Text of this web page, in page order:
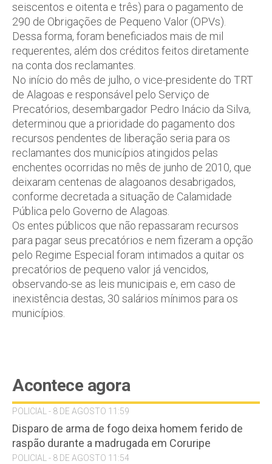
seiscentos e oitenta e três) para o pagamento de
290 de Obrigações de Pequeno Valor (OPVs).
Dessa forma, foram beneficiados mais de mil
requerentes, além dos créditos feitos diretamente
na conta dos reclamantes.
No início do mês de julho, o vice-presidente do TRT
de Alagoas e responsável pelo Serviço de
Precatórios, desembargador Pedro Inácio da Silva,
determinou que a prioridade do pagamento dos
recursos pendentes de liberação seria para os
reclamantes dos municípios atingidos pelas
enchentes ocorridas no mês de junho de 2010, que
deixaram centenas de alagoanos desabrigados,
conforme decretada a situação de Calamidade
Pública pelo Governo de Alagoas.
Os entes públicos que não repassaram recursos
para pagar seus precatórios e nem fizeram a opção
pelo Regime Especial foram intimados a quitar os
precatórios de pequeno valor já vencidos,
observando-se as leis municipais e, em caso de
inexistência destas, 30 salários mínimos para os
municípios.
Acontece agora
POLICIAL - 8 DE AGOSTO 11:59
Disparo de arma de fogo deixa homem ferido de
raspão durante a madrugada em Coruripe
POLICIAL - 8 DE AGOSTO 11:54